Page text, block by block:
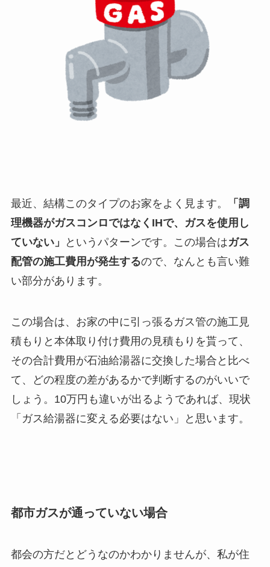
最近、結構このタイプのお家をよく見ます。
「調
理機器がガスコンロではなくIHで、ガスを使用し
ていない」
というパターンです。この場合はガス
配管の施工費用が発生するので、なんとも言い難
い部分があります。
この場合は、お家の中に引っ張るガス管の施工見
積もりと本体取り付け費用の見積もりを貰って、
その合計費用が石油給湯器に交換した場合と比べ
て、どの程度の差があるかで判断するのがいいで
しょう。10万円も違いが出るようであれば、現状
「ガス給湯器に変える必要はない」と思います。
都市ガスが通っていない場合
都会の方だとどうなのかわかりませんが、私が住